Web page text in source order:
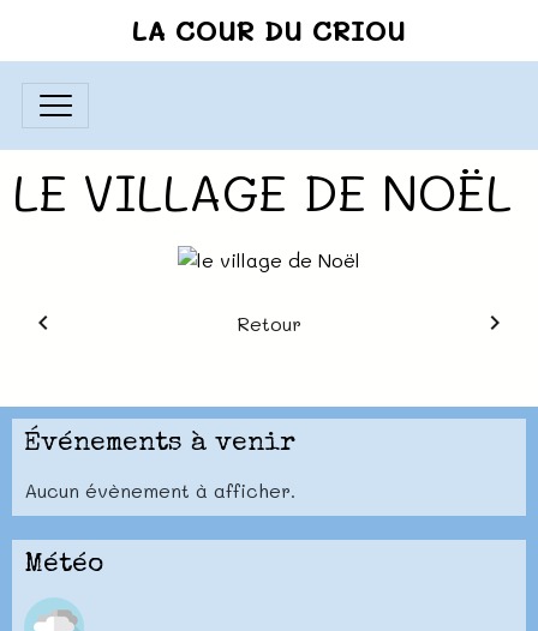
LA COUR DU CRIOU
LE VILLAGE DE NOËL
Retour
Événements à venir
Aucun évènement à afficher.
Météo